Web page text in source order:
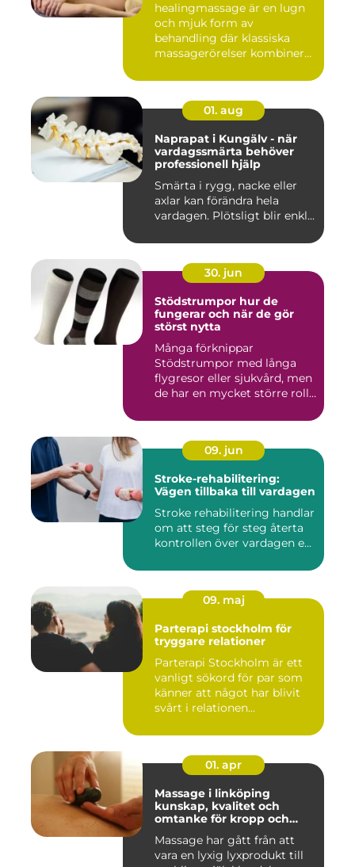
healingmassage är en lugn
och mjuk form av
behandling där klassiska
massagerörelser kombineras
01. aug
Naprapat i Kungälv - när
vardagssmärta behöver
professionell hjälp
Smärta i rygg, nacke eller
axlar kan förändra hela
vardagen. Plötsligt blir enkl...
30. jun
Stödstrumpor hur de
fungerar och när de gör
störst nytta
Många förknippar
Stödstrumpor med långa
flygresor eller sjukvård, men
de har en mycket större roll
09. jun
Stroke-rehabilitering:
Vägen tillbaka till vardagen
Stroke rehabilitering handlar
om att steg för steg återta
kontrollen över vardagen e...
09. maj
Parterapi stockholm för
tryggare relationer
Parterapi Stockholm är ett
vanligt sökord för par som
känner att något har blivit
svårt i relationen...
01. apr
Massage i linköping
kunskap, kvalitet och
omtanke för kropp och
Massage har gått från att
vara en lyxig lyxprodukt till